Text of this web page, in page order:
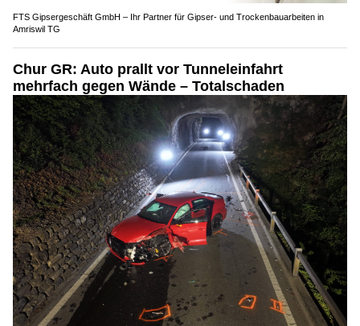
FTS Gipsergeschäft GmbH – Ihr Partner für Gipser- und Trockenbauarbeiten in
Amriswil TG
Chur GR: Auto prallt vor Tunneleinfahrt
mehrfach gegen Wände – Totalschaden